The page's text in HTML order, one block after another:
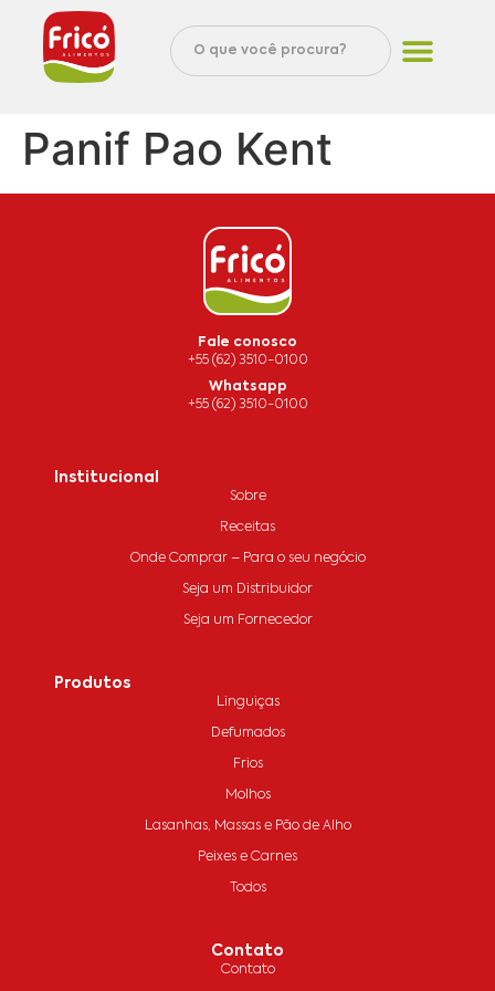
Panif Pao Kent
Fale conosco
+55 (62) 3510-0100
Whatsapp
+55 (62) 3510-0100
Institucional
Sobre
Receitas
Onde Comprar – Para o seu negócio
Seja um Distribuidor
Seja um Fornecedor
Produtos
Linguiças
Defumados
Frios
Molhos
Lasanhas, Massas e Pão de Alho
Peixes e Carnes
Todos
Contato
Contato